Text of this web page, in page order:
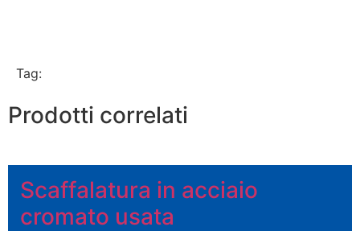
Tag:
Prodotti correlati
Scaffalatura in acciaio
cromato usata